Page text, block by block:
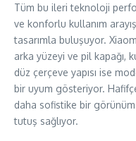
Tüm bu ileri teknoloji
ve konforlu kullanım
tasarımla buluşuyor.
arka yüzeyi ve pil kapağı,
düz çerçeve yapısı ise
bir uyum gösteriyor.
daha sofistike bir
tutuş sağlıyor.